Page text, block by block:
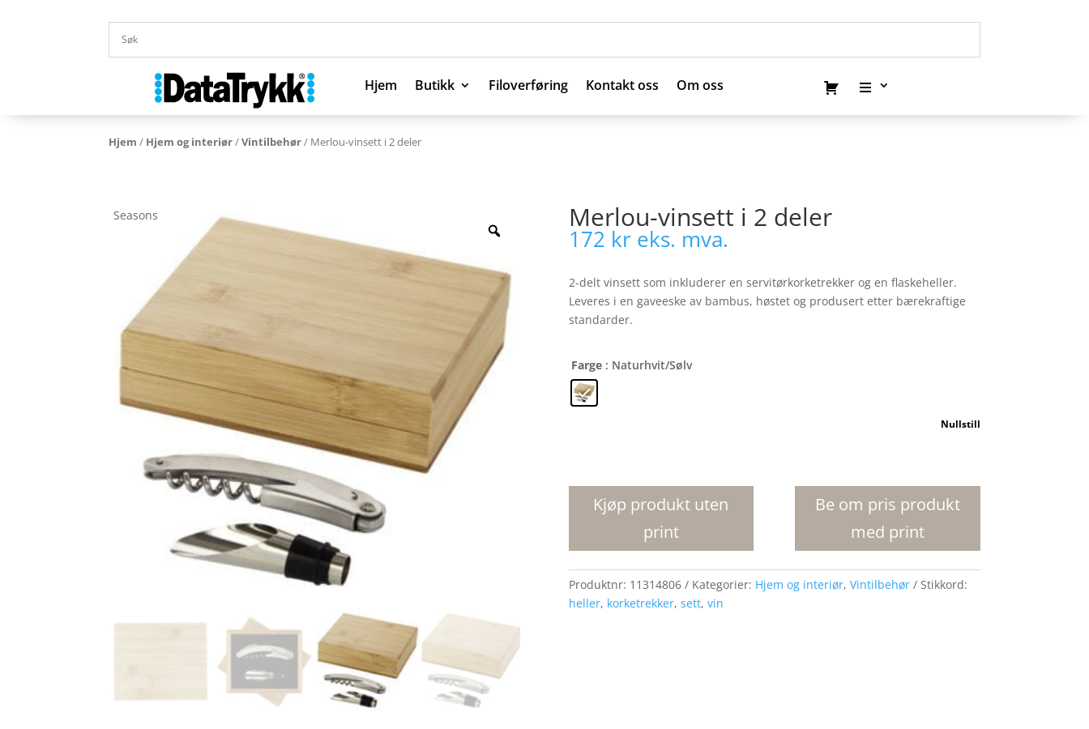
Hjem Butikk Filoverføring Kontakt oss Om oss
Hjem Butikk Filoverføring Kontakt oss Om oss
Hjem / Hjem og interiør/Vintilbehør/ Merlou-vinsett i 2 deler
Seasons Merlou-vinsett i 2 deler
172 kr eks. mva.
2-delt vinsett som inkluderer en servitørkorketrekker og en flaskeheller.
Leveres i en gaveeske av bambus, høstet og produsert etter bærekraftige
standarder.
Farge : Naturhvit/Sølv
Nullstill
antall
Kjøp produkt uten
print
Be om pris produkt
med print
Produktnr: 11314806 Kategorier: Hjem og interiør, Vintilbehør
Stikkord:
heller, korketrekker, sett, vin